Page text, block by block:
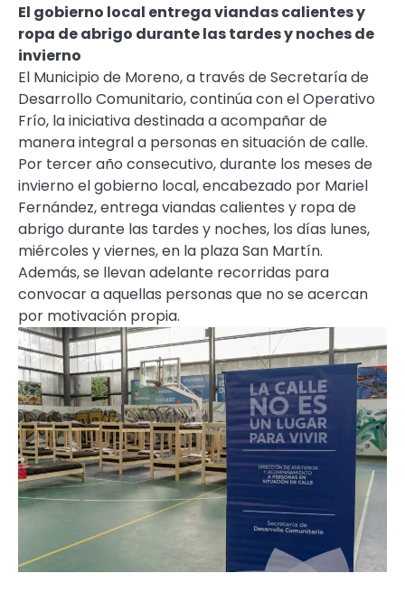
El gobierno local entrega viandas calientes y
ropa de abrigo durante las tardes y noches de
invierno
El Municipio de Moreno, a través de Secretaría de
Desarrollo Comunitario, continúa con el Operativo
Frío, la iniciativa destinada a acompañar de
manera integral a personas en situación de calle.
Por tercer año consecutivo, durante los meses de
invierno el gobierno local, encabezado por Mariel
Fernández, entrega viandas calientes y ropa de
abrigo durante las tardes y noches, los días lunes,
miércoles y viernes, en la plaza San Martín.
Además, se llevan adelante recorridas para
convocar a aquellas personas que no se acercan
por motivación propia.